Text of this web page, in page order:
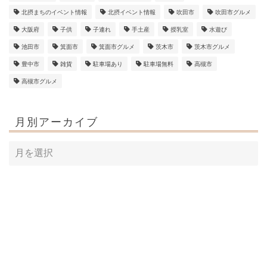
北摂まちのイベント情報 北摂イベント情報 吹田市 吹田市グルメ
大阪府 子供 子連れ 手土産 授乳室 水遊び
池田市 箕面市 箕面市グルメ 茨木市 茨木市グルメ
豊中市 雑貨 駐車場あり 駐車場無料 高槻市
高槻市グルメ
月別アーカイブ